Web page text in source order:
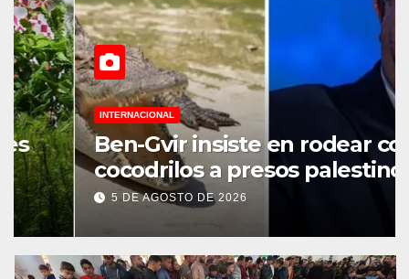
INTERNACIONAL
Ben-Gvir insiste en rodear con
cocodrilos a presos palestinos
5 DE AGOSTO DE 2026